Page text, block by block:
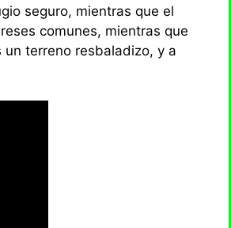
seguro, mientras que el
comunes, mientras que
terreno resbaladizo, y a